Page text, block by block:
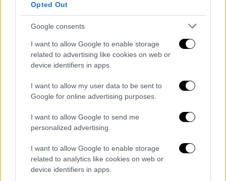
Opted Out
Google consents
I want to allow Google to enable storage
related to advertising like cookies on web or
device identifiers in apps.
I want to allow my user data to be sent to
Google for online advertising purposes.
I want to allow Google to send me
personalized advertising.
I want to allow Google to enable storage
related to analytics like cookies on web or
device identifiers in apps.